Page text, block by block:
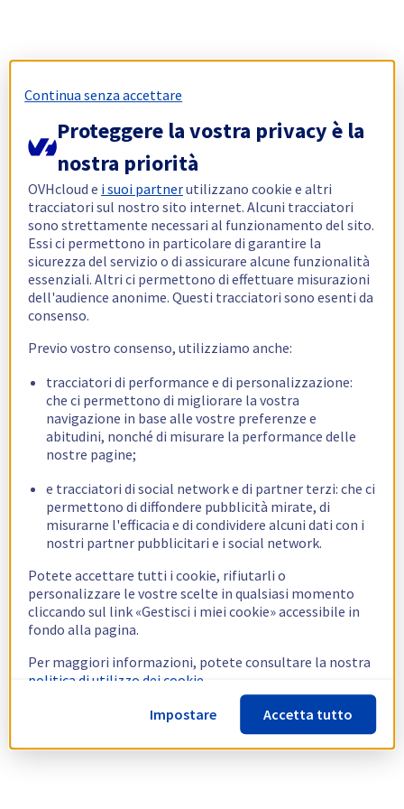
Continua senza accettare
Proteggere la vostra privacy è la
nostra priorità
OVHcloud e i suoi partnerutilizzano cookie e altri
tracciatori sul nostro sito internet. Alcuni tracciatori
sono strettamente necessari al funzionamento del sito.
Essi ci permettono in particolare di garantire la
sicurezza del servizio o di assicurare alcune funzionalità
essenziali. Altri ci permettono di effettuare misurazioni
dell'audience anonime. Questi tracciatori sono esenti da
consenso.
Previo vostro consenso, utilizziamo anche:
tracciatori di performance e di personalizzazione:
che ci permettono di migliorare la vostra
navigazione in base alle vostre preferenze e
abitudini, nonché di misurare la performance delle
nostre pagine;
e tracciatori di social network e di partner terzi: che ci
permettono di diffondere pubblicità mirate, di
misurarne l'efficacia e di condividere alcuni dati con i
nostri partner pubblicitari e i social network.
Potete accettare tutti i cookie, rifiutarli o
personalizzare le vostre scelte in qualsiasi momento
cliccando sul link «Gestisci i miei cookie» accessibile in
fondo alla pagina.
Per maggiori informazioni, potete consultare la nostra
politica di utilizzo dei cookie.
Impostare
Accetta tutto